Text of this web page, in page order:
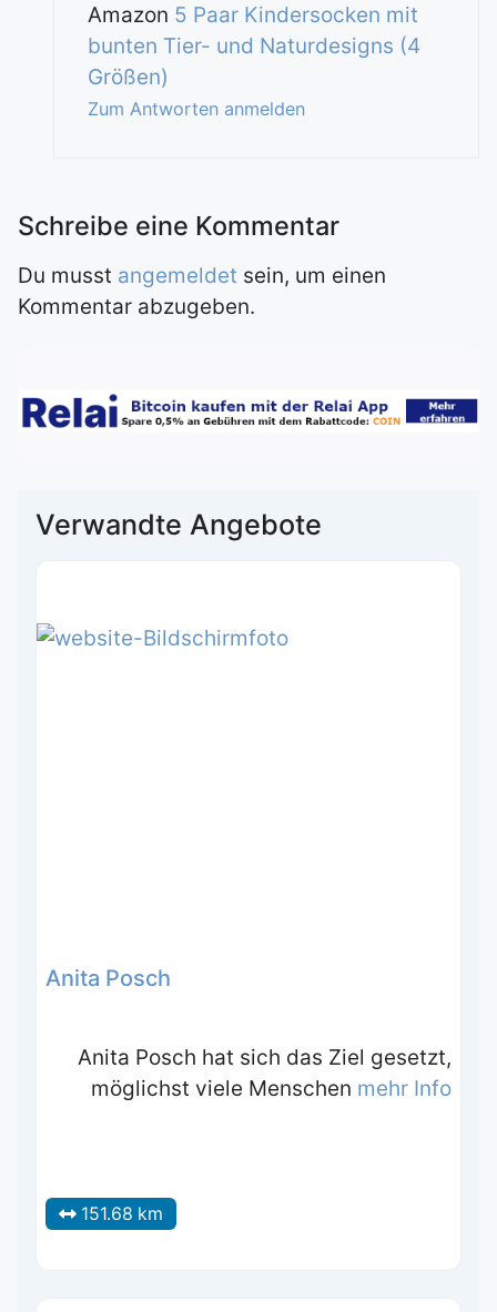
Amazon 5 Paar Kindersocken mit
bunten Tier- und Naturdesigns (4
Größen)
Zum Antworten anmelden
Du musst angemeldet sein, um einen
Kommentar abzugeben.
Verwandte Angebote
Anita Posch
Anita Posch hat sich das Ziel gesetzt,
möglichst viele Menschen mehr Info
151.68 km